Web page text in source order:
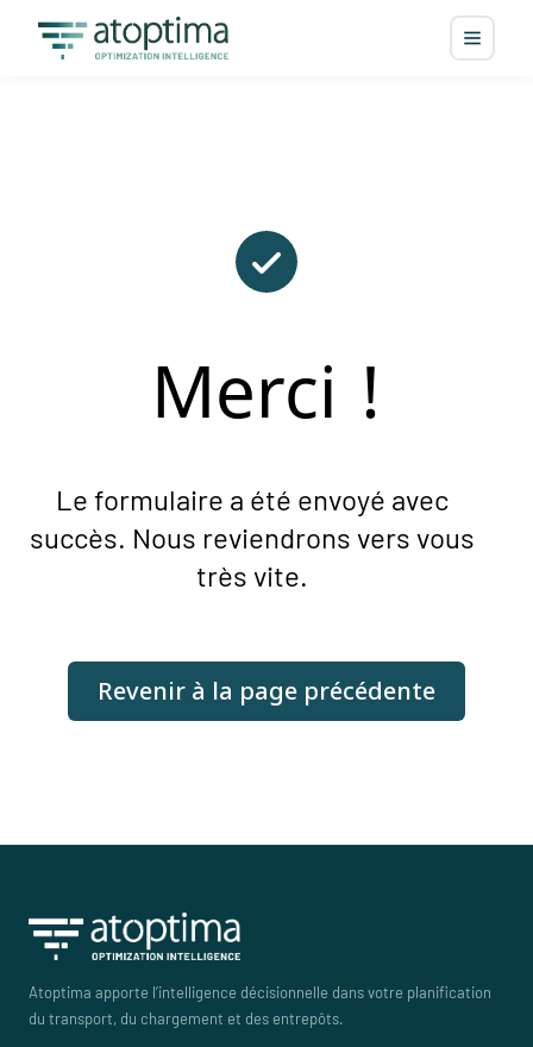
Merci !
Le formulaire a été envoyé avec
succès. Nous reviendrons vers vous
très vite.
Revenir à la page précédente
Atoptima apporte l’intelligence décisionnelle dans votre planification
du transport, du chargement et des entrepôts.